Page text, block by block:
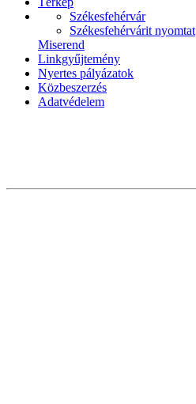
Székesfehérvár
Székesfehérvárit nyomtat
Miserend
Linkgyűjtemény
Nyertes pályázatok
Közbeszerzés
Adatvédelem